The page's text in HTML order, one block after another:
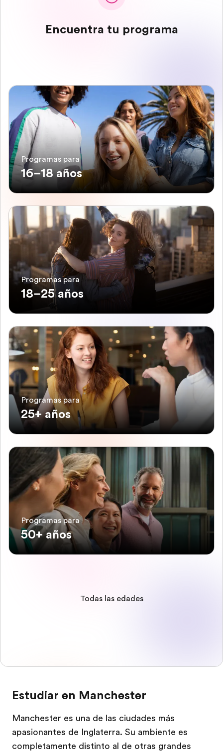
Encuentra tu programa
Programas para
16–18 años
Programas para
18–25 años
Programas para
25+ años
Programas para
50+ años
Todas las edades
Estudiar en Manchester
Manchester es una de las ciudades más
apasionantes de Inglaterra. Su ambiente es
completamente distinto al de otras grandes